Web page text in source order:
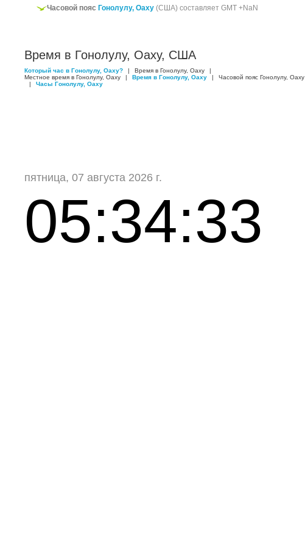
Часовой пояс Гонолулу, Оаху (США) составляет GMT +NaN
Время в Гонолулу, Оаху, США
Который час в Гонолулу, Оаху? | Время в Гонолулу, Оаху
|
Местное время в Гонолулу, Оаху
| Время в Гонолулу, Оаху |
Часовой пояс Гонолулу, Оаху
|
Часы Гонолулу, Оаху
пятница, 07 августа 2026 г.
05:34:33